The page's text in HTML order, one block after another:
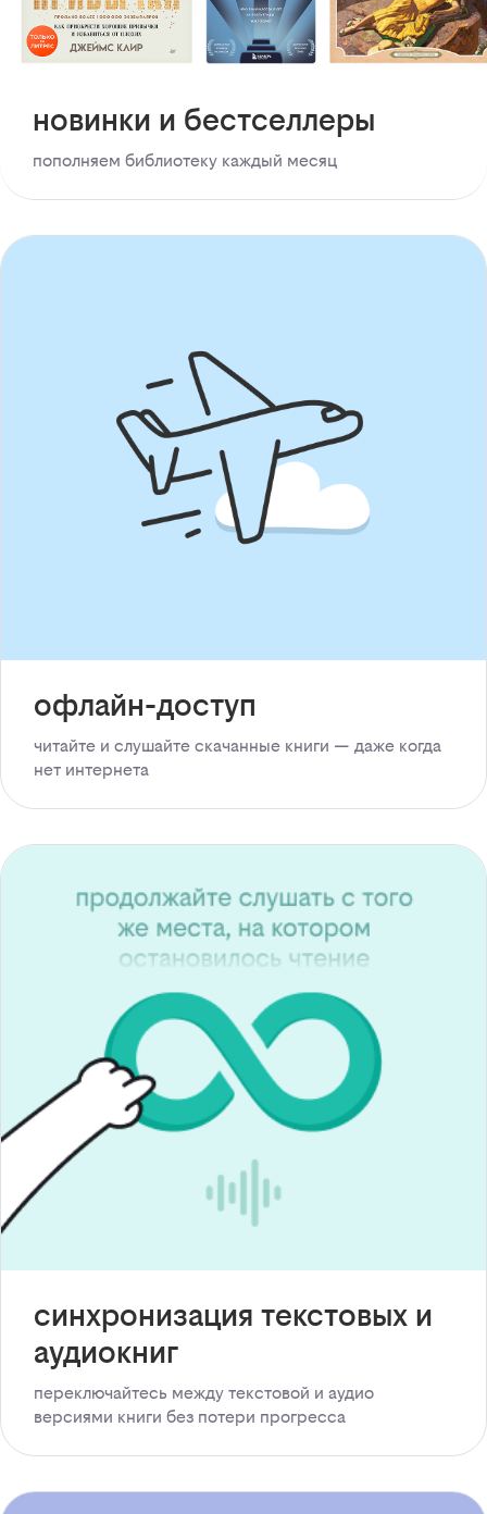
новинки и бестселлеры
пополняем библиотеку каждый месяц
офлайн-доступ
читайте и слушайте скачанные книги — даже когда
нет интернета
синхронизация текстовых и
аудиокниг
переключайтесь между текстовой и аудио
версиями книги без потери прогресса